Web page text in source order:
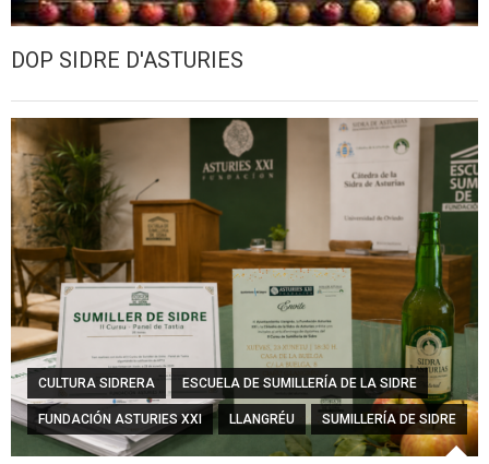
DOP SIDRE D'ASTURIES
CULTURA SIDRERA ESCUELA DE SUMILLERÍA DE LA SIDRE
FUNDACIÓN ASTURIES XXI LLANGRÉU SUMILLERÍA DE SIDRE